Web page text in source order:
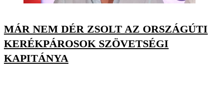
MÁR NEM DÉR ZSOLT AZ ORSZÁGÚTI
KERÉKPÁROSOK SZÖVETSÉGI
KAPITÁNYA